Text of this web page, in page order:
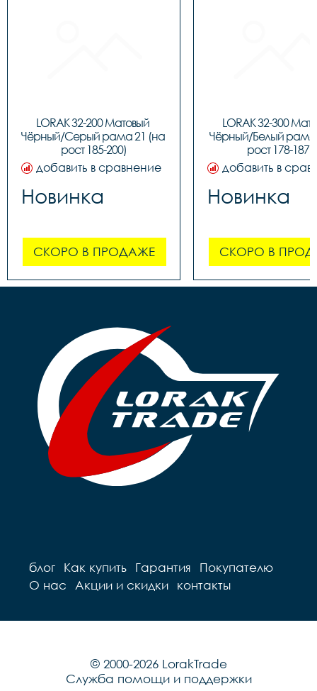
LORAK 32-200 Матовый
Чёрный/Серый рама 21 (на
рост 185-200)
добавить в сравнение
Новинка
СКОРО В ПРОДАЖЕ
LORAK 32-300
Чёрный/Белый рама
рост 178-187)
добавить в
Новинка
СКОРО В
блог Как купить Гарантия
Покупателю
О нас
Акции и скидки контакты
© 2000-2026 LorakTrade
Служба помощи и поддержки